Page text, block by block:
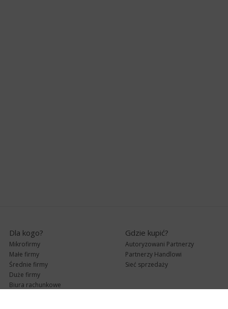
Dla kogo?
Mikrofirmy
Małe firmy
Średnie firmy
Duże firmy
Biura rachunkowe
Gdzie kupić?
Autoryzowani Partnerzy
Partnerzy Handlowi
Sieć sprzedaży